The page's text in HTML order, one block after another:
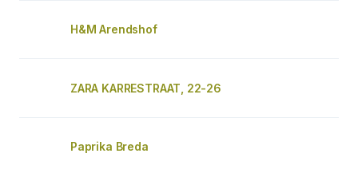
H&M Arendshof
ZARA KARRESTRAAT, 22-26
Paprika Breda